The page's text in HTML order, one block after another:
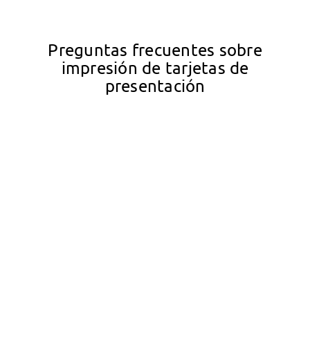
Preguntas frecuentes sobre
impresión de tarjetas de
presentación